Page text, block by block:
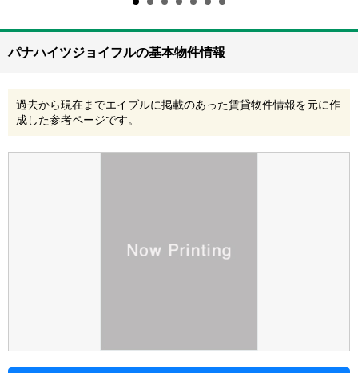
パナハイツジョイフルの基本物件情報
過去から現在までエイブルに掲載のあった賃貸物件情報を元に作
成した参考ページです。